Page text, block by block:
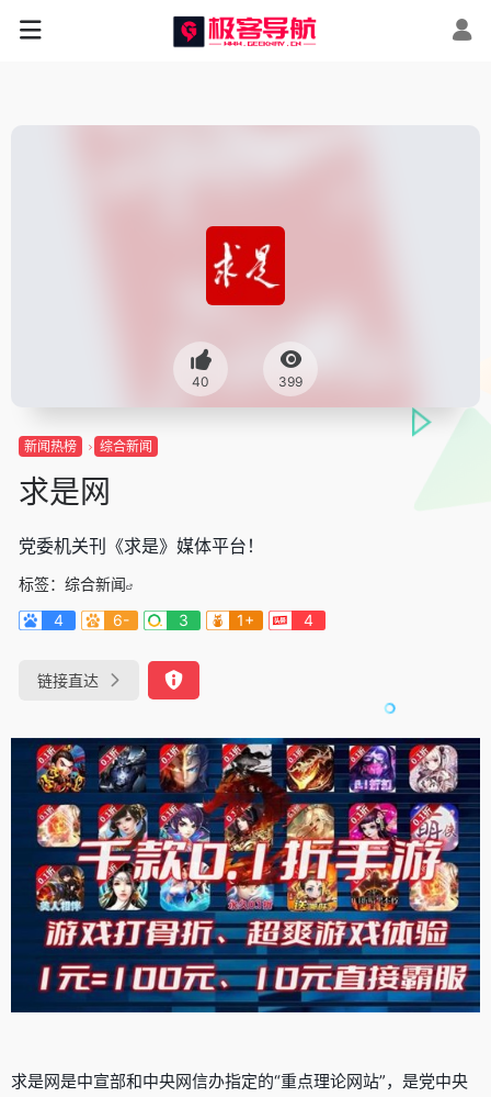
40 399
新闻热榜 综合新闻
求是网
党委机关刊《求是》媒体平台！
标签： 综合新闻
4
6- 3 1+ 4
链接直达
求是网是中宣部和中央网信办指定的“重点理论网站”，是党中央